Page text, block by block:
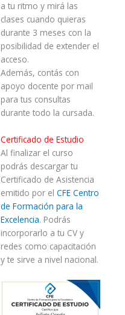
a tu ritmo y mirá las
clases cuando quieras
durante 3 meses con la
posibilidad de extender el
acceso.
Además, contás con
apoyo docente por mail
para tus consultas
durante todo la cursada.
Certificado de Estudio
Al finalizar el curso
podrás descargar tu
Certificado de Asistencia
emitido por el CFE Centro
de Formación para la
Excelencia. Podrás
incorporarlo a tu CV y
redes como capacitación
y te sirve a nivel nacional.